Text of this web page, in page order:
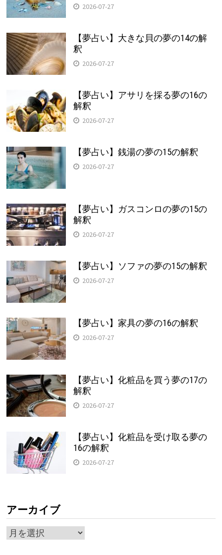
2026-07-27
【夢占い】大きな貝の夢の14の解
釈
2026-07-27
【夢占い】アサリを採る夢の16の
解釈
2026-07-27
【夢占い】銭湯の夢の15の解釈
2026-07-27
【夢占い】ガスコンロの夢の15の
解釈
2026-07-27
【夢占い】ソファの夢の15の解釈
2026-07-27
【夢占い】家具の夢の16の解釈
2026-07-27
【夢占い】化粧品を買う夢の17の
解釈
2026-07-27
【夢占い】化粧品を受け取る夢の
16の解釈
2026-07-27
アーカイブ
ア